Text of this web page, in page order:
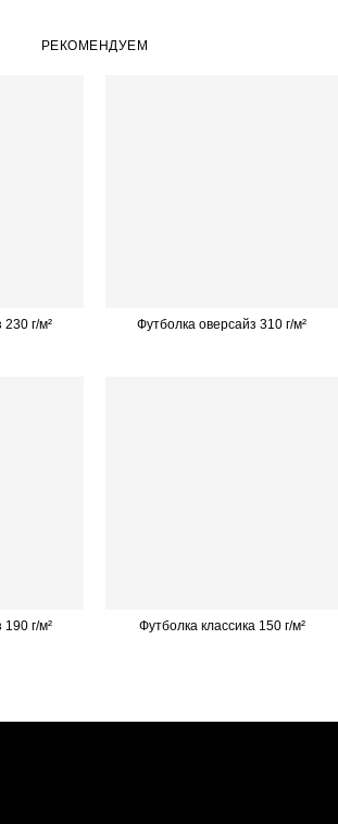
РЕКОМЕНДУЕМ
г/м² Футболка оверсайз 310 г/м²
г/м² Футболка классика 150 г/м²